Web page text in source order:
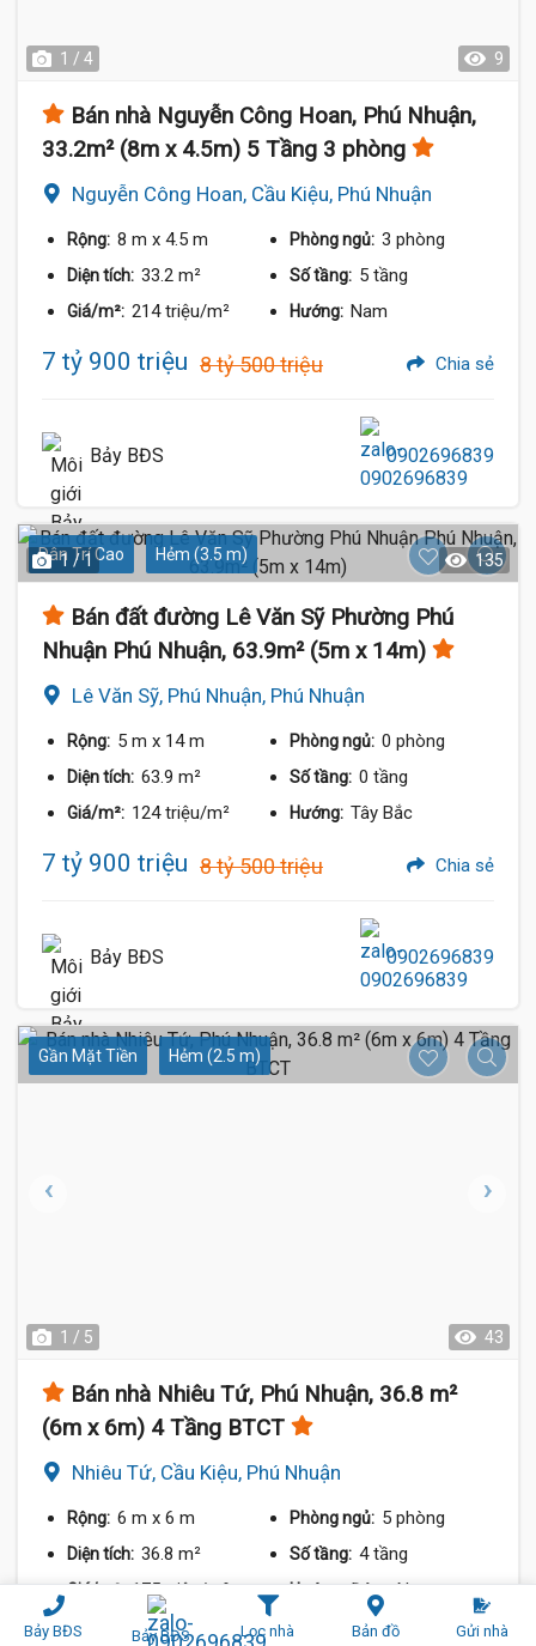
Bảy BĐS Bảy BĐS Lọc nhà Bản đồ Gửi nhà
1 / 4 9
Bán nhà Nguyễn Công Hoan, Phú Nhuận,
33.2m² (8m x 4.5m) 5 Tầng 3 phòng
Nguyễn Công Hoan, Cầu Kiệu, Phú Nhuận
Rộng: 8 m x 4.5 m Phòng ngủ: 3 phòng
Diện tích: 33.2 m² Số tầng: 5 tầng
Giá/m²: 214 triệu/m² Hướng: Nam
7 tỷ 900 triệu 8 tỷ 500 triệu Chia sẻ
Bảy BĐS 0902696839
Dân Trí Cao Hẻm (3.5 m)
1 / 1 135
Bán đất đường Lê Văn Sỹ Phường Phú
Nhuận Phú Nhuận, 63.9m² (5m x 14m)
Lê Văn Sỹ, Phú Nhuận, Phú Nhuận
Rộng: 5 m x 14 m Phòng ngủ: 0 phòng
Diện tích: 63.9 m² Số tầng: 0 tầng
Giá/m²: 124 triệu/m² Hướng: Tây Bắc
7 tỷ 900 triệu 8 tỷ 500 triệu Chia sẻ
Bảy BĐS 0902696839
Gần Mặt Tiền Hẻm (2.5 m)
1 / 5 43
Bán nhà Nhiêu Tứ, Phú Nhuận, 36.8 m²
(6m x 6m) 4 Tầng BTCT
Nhiêu Tứ, Cầu Kiệu, Phú Nhuận
Rộng: 6 m x 6 m Phòng ngủ: 5 phòng
Diện tích: 36.8 m² Số tầng: 4 tầng
Giá/m²:175 triệu/m² Hướng:Đông Nam